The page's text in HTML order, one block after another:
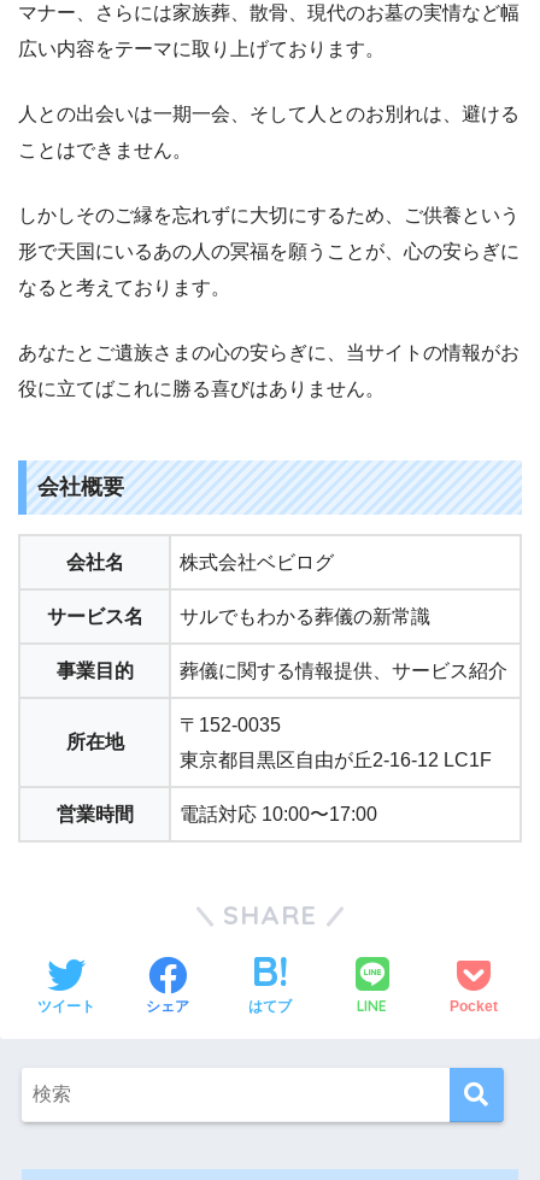
マナー、さらには家族葬、散骨、現代のお墓の実情など幅
広い内容をテーマに取り上げております。
人との出会いは一期一会、そして人とのお別れは、避ける
ことはできません。
しかしそのご縁を忘れずに大切にするため、ご供養という
形で天国にいるあの人の冥福を願うことが、心の安らぎに
なると考えております。
あなたとご遺族さまの心の安らぎに、当サイトの情報がお
役に立てばこれに勝る喜びはありません。
会社概要
会社名 株式会社ベビログ
サービス名 サルでもわかる葬儀の新常識
事業目的 葬儀に関する情報提供、サービス紹介
所在地
〒152-0035
東京都目黒区自由が丘2-16-12 LC1F
営業時間 電話対応 10:00〜17:00
SHARE
ツイート シェア はてブ LINE Pocket